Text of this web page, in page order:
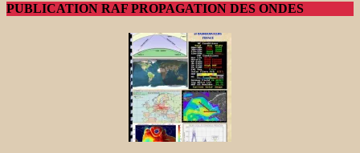
PUBLICATION RAF PROPAGATION DES ONDES